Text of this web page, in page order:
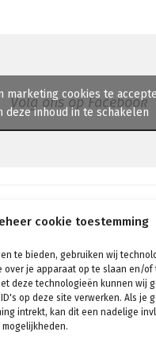
cookie toestemming
te bieden, gebruiken wij
over je apparaat op te slaan en/of
deze technologieën kunnen wij
op deze site verwerken. Als je
intrekt, kan dit een nadelige
Volg ons op Facebook
marketing cookies te
deze inhoud in te schakelen